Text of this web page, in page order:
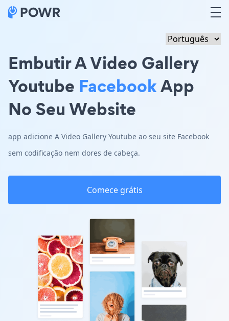
Embutir A Video Gallery
Youtube FacebookApp
No Seu Website
app adicione A Video Gallery Youtube ao seu site Facebook
sem codificação nem dores de cabeça.
Comece grátis